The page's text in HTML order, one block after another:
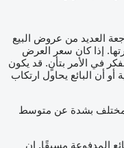
العديد من عروض البيع
إذا كان سعر العرض
في الأمر بتأنٍ. قد يكون
أن البائع يحاول ارتكاب
مختلف بشدة عن متوسط
المدفوعة مسبقًا. إن